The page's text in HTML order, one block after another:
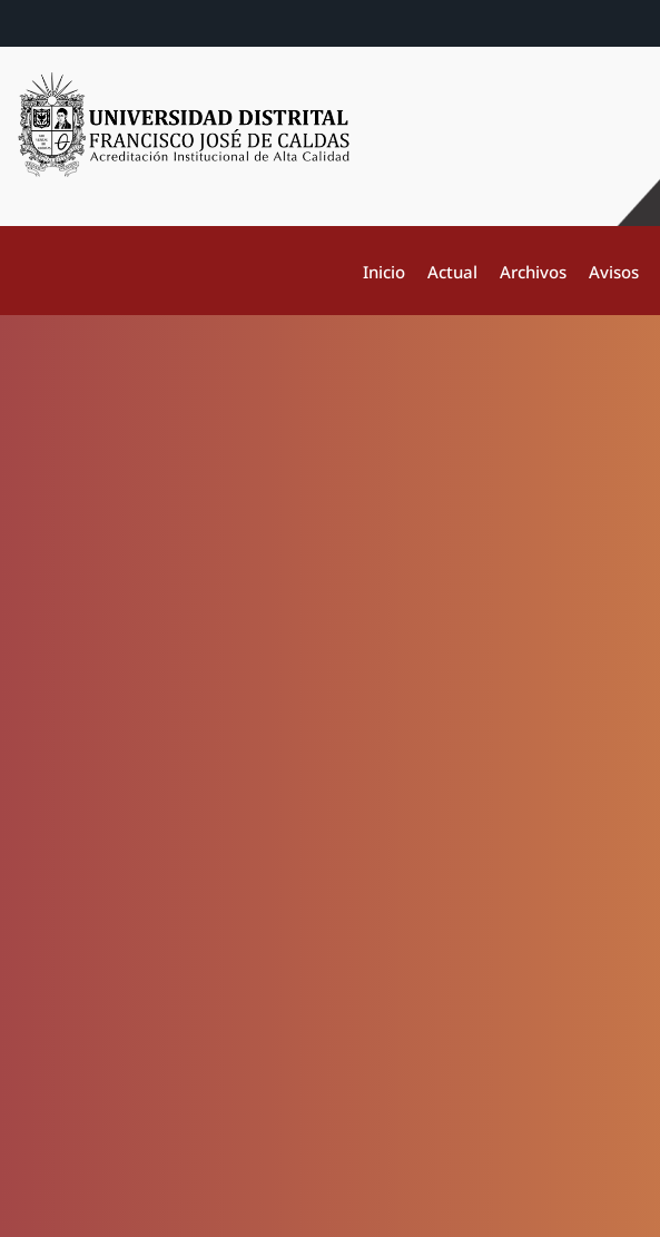
Inicio Actual Archivos Avisos